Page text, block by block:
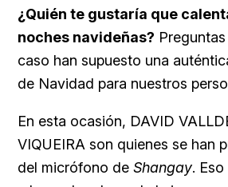
¿Quién te gustaría que
noches navideñas?
caso han supuesto una
de Navidad para nuestros
En esta ocasión, DAVID
VIQUEIRA son quienes se han
del micrófono de Shangay.